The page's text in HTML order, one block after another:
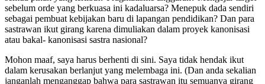
sebelum orde yang berkuasa ini kadaluarsa? Menepuk dada sendiri
sebagai pembuat kebijakan baru di lapangan pendidikan? Dan para
sastrawan ikut girang karena dimuliakan dalam proyek kanonisasi
atau bakal- kanonisasi sastra nasional?
Mohon maaf, saya harus berhenti di sini. Saya tidak hendak ikut
dalam kerusakan berlanjut yang melembaga ini. (Dan anda sekalian
janganlah menganggap bahwa para sastrawan itu semuanya girang